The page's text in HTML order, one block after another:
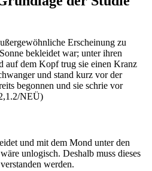
Erscheinung zu
bekleidet war; unter ihren
auf dem Kopf trug sie einen Kranz
und stand kurz vor der
begonnen und sie schrie vor
NEÜ)
und mit dem Mond unter den
unlogisch. Deshalb muss dieses
werden.